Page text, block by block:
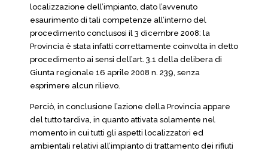
localizzazione dell’impianto, dato l’avvenuto
esaurimento di tali competenze all’interno del
procedimento conclusosi il 3 dicembre 2008: la
Provincia è stata infatti correttamente coinvolta in detto
procedimento ai sensi dell’art. 3.1 della delibera di
Giunta regionale 16 aprile 2008 n. 239, senza
esprimere alcun rilievo.
Perciò, in conclusione l’azione della Provincia appare
del tutto tardiva, in quanto attivata solamente nel
momento in cui tutti gli aspetti localizzatori ed
ambientali relativi all’impianto di trattamento dei rifiuti